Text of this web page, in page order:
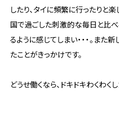
したり、タイに頻繁に行ったりと
国で過ごした刺激的な毎日と比べ
るように感じてしまい・・・。また
たことがきっかけです。
どうせ働くなら、ドキドキわくわく